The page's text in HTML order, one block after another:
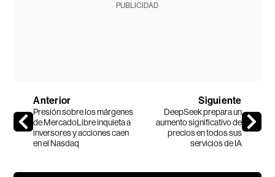
PUBLICIDAD
Anterior
Presión sobre los márgenes
de MercadoLibre inquieta a
inversores y acciones caen
en el Nasdaq
Siguiente
DeepSeek prepara un
aumento significativo de
precios en todos sus
servicios de IA